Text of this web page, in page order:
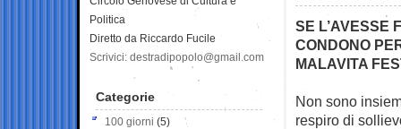
SE L’AVESSE
CONDONO
MALAVITA
Non sono
respiro di
Politica
Diretto da Riccardo Fucile
Scrivici: destradipopolo@gmail.com
Categorie
100 giorni (5)